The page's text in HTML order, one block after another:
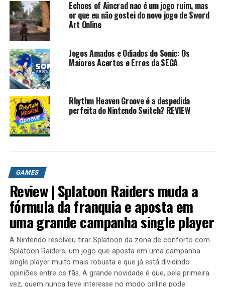
Echoes of Aincrad nao é um jogo ruim, mas
or que eu não gostei do novo jogo de Sword
Art Online
Jogos Amados e Odiados do Sonic: Os
Maiores Acertos e Erros da SEGA
Rhythm Heaven Groove é a despedida
perfeita do Nintendo Switch? REVIEW
GAMES
Review | Splatoon Raiders muda a
fórmula da franquia e aposta em
uma grande campanha single player
A Nintendo resolveu tirar Splatoon da zona de conforto com
Splatoon Raiders, um jogo que aposta em uma campanha
single player muito mais robusta e que já está dividindo
opiniões entre os fãs. A grande novidade é que, pela primeira
vez, quem nunca teve interesse no modo online pode